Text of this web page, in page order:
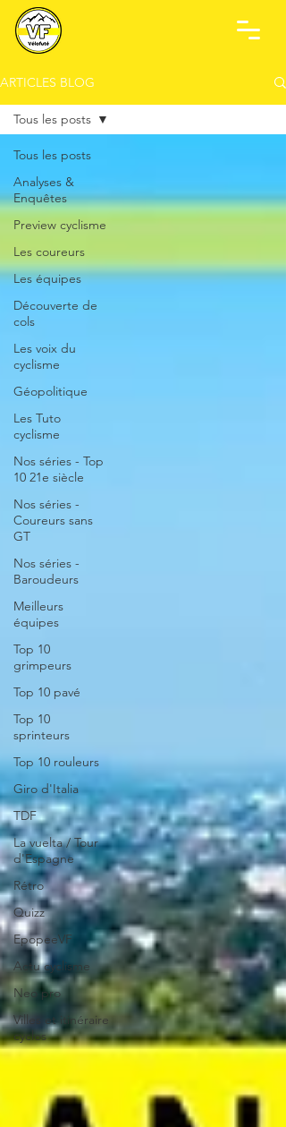
ARTICLES BLOG
Tous les posts
Analyses &
Enquêtes
Preview cyclisme
Les coureurs
Les équipes
Découverte de
cols
Les voix du
cyclisme
Géopolitique
Les Tuto
cyclisme
Nos séries - Top
10 21e siècle
Nos séries -
Coureurs sans
GT
Nos séries -
Baroudeurs
Meilleurs
équipes
Top 10
grimpeurs
Top 10 pavé
Top 10
sprinteurs
Top 10 rouleurs
Giro d'Italia
TDF
La vuelta / Tour
d'Espagne
Rétro
Quizz
EpopeeVF
Actu cyclisme
Neo pro
Villes et itinéraire
cyclos
Tous les posts